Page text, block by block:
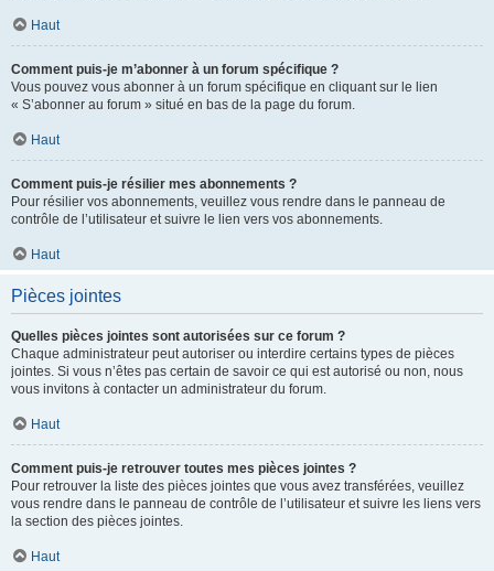
Haut
Comment puis-je m’abonner à un forum spécifique ?
Vous pouvez vous abonner à un forum spécifique en cliquant sur le lien
« S’abonner au forum » situé en bas de la page du forum.
Haut
Comment puis-je résilier mes abonnements ?
Pour résilier vos abonnements, veuillez vous rendre dans le panneau de
contrôle de l’utilisateur et suivre le lien vers vos abonnements.
Haut
Pièces jointes
Quelles pièces jointes sont autorisées sur ce forum ?
Chaque administrateur peut autoriser ou interdire certains types de pièces
jointes. Si vous n’êtes pas certain de savoir ce qui est autorisé ou non, nous
vous invitons à contacter un administrateur du forum.
Haut
Comment puis-je retrouver toutes mes pièces jointes ?
Pour retrouver la liste des pièces jointes que vous avez transférées, veuillez
vous rendre dans le panneau de contrôle de l’utilisateur et suivre les liens vers
la section des pièces jointes.
Haut